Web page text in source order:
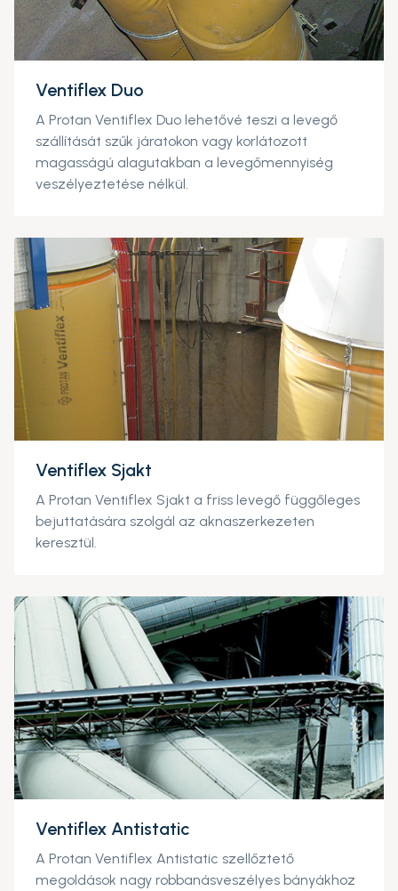
Ventiflex Duo
A Protan Ventiflex Duo lehetővé teszi a levegő
szállítását szűk járatokon vagy korlátozott
magasságú alagutakban a levegőmennyiség
veszélyeztetése nélkül.
Ventiflex Sjakt
A Protan Ventiflex Sjakt a friss levegő függőleges
bejuttatására szolgál az aknaszerkezeten
keresztül.
Ventiflex Antistatic
A Protan Ventiflex Antistatic szellőztető
megoldások nagy robbanásveszélyes bányákhoz